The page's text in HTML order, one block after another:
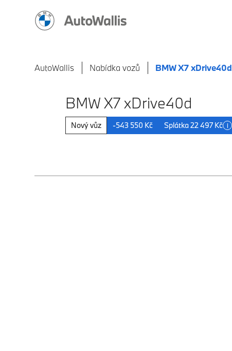
AutoWallis Nabídka vozů BMW X7 xDrive40d
BMW X7 xDrive40d
Nový vůz -543 550 Kč Splátka 22 497 Kč i